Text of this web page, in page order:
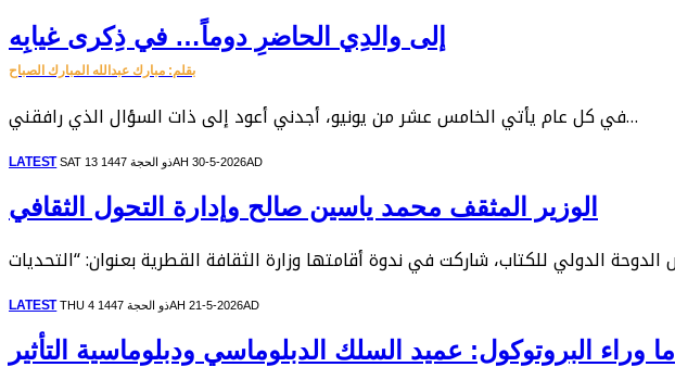
إلى والدِي الحاضرِ دوماً… في ذِكرى غيابِه
بقلم: مبارك عبدالله المبارك الصباح
في كل عام يأتي الخامس عشر من يونيو، أجدني أعود إلى ذات السؤال الذي رافقني…
LATEST SAT 13 ذو الحجة 1447AH 30-5-2026AD
الوزير المثقف محمد ياسين صالح وإدارة التحول الثقافي
LATEST THU 4 ذو الحجة 1447AH 21-5-2026AD
ما وراء البروتوكول: عميد السلك الدبلوماسي ودبلوماسية التأثير